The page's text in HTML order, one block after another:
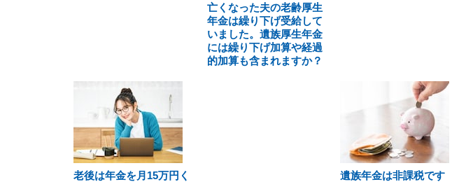
亡くなった夫の老齢厚生
年金は繰り下げ受給して
いました。遺族厚生年金
には繰り下げ加算や経過
的加算も含まれますか？
老後は年金を月15万円く
遺族年金は非課税です